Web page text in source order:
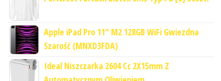
Apple iPad Pro 11" M2 128GB WiFi Gwiezdna
Szarość (MNXD3FDA)
Ideal Niszczarka 2604 Cc 2X15mm Z